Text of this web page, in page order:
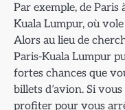
Par exemple, de Paris
Kuala Lumpur, où
Alors au lieu de
Paris-Kuala Lumpur
fortes chances que
billets d’avion. Si
profiter pour vous